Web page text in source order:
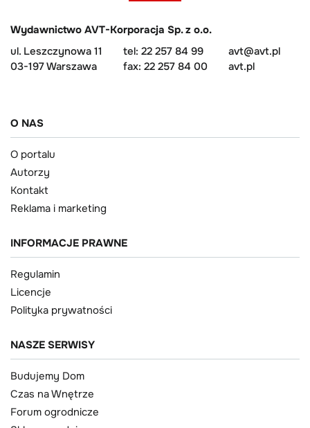
Wydawnictwo AVT-Korporacja Sp. z o.o.
ul. Leszczynowa 11
03-197 Warszawa
tel: 22 257 84 99
fax: 22 257 84 00
avt@avt.pl
avt.pl
O NAS
O portalu
Autorzy
Kontakt
Reklama i marketing
INFORMACJE PRAWNE
Regulamin
Licencje
Polityka prywatności
NASZE SERWISY
Budujemy Dom
Czas na Wnętrze
Forum ogrodnicze